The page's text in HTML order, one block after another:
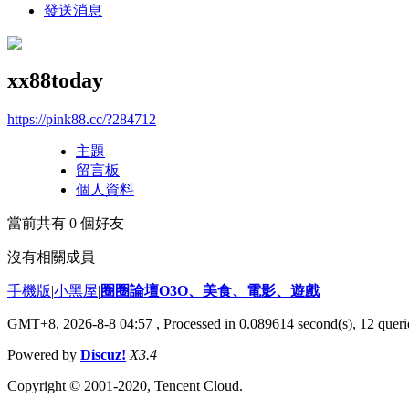
發送消息
xx88today
https://pink88.cc/?284712
主題
留言板
個人資料
當前共有 0 個好友
沒有相關成員
手機版|小黑屋|圈圈論壇O3O、美食、電影、遊戲
GMT+8, 2026-8-8 04:57 , Processed in 0.089614 second(s), 12
Powered by Discuz! X3.4
Copyright © 2001-2020, Tencent Cloud.